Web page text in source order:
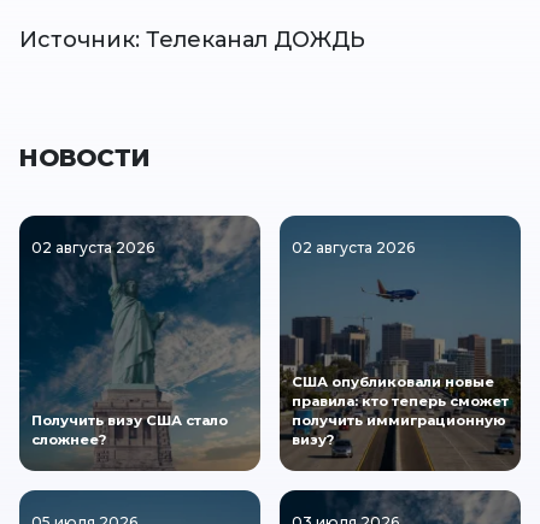
Источник: Телеканал ДОЖДЬ
НОВОСТИ
02 августа 2026
Получить визу США стало
сложнее?
02 августа 2026
США опубликовали новые
правила: кто теперь сможет
получить иммиграционную
визу?